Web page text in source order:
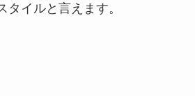
タイルと言えます。